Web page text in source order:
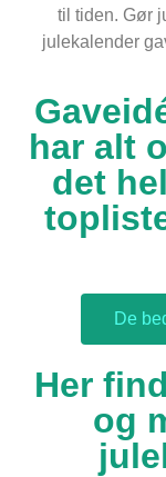
til tiden. Gør
julekalender
har alt
det
De
Her
og